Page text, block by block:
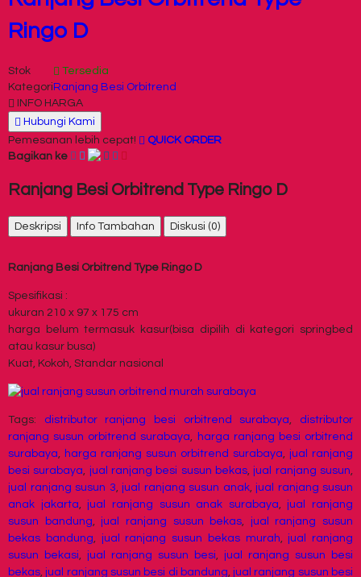
Ringo D
Stok
Tersedia
KategoriRanjang Besi Orbitrend
INFO HARGA
Hubungi Kami
Pemesanan lebih cepat!
QUICK ORDER
Bagikan ke
Ranjang Besi Orbitrend Type Ringo D
Deskripsi Info Tambahan Diskusi (0)
Ranjang Besi Orbitrend Type Ringo D
Spesifikasi :
ukuran 210 x 97 x 175 cm
harga belum termasuk kasur(bisa dipilih di kategori springbed
atau kasur busa)
Kuat, Kokoh, Standar nasional
Tags: distributor ranjang besi orbitrend surabaya, distributor
ranjang susun orbitrend surabaya, harga ranjang besi orbitrend
surabaya, harga ranjang susun orbitrend surabaya, jual ranjang
besi surabaya, jual ranjang besi susun bekas,jual ranjang susun,
jual ranjang susun 3, jual ranjang susun anak, jual ranjang susun
anak jakarta,jual ranjang susun anak surabaya,jual ranjang
susun bandung,jual ranjang susun bekas, jual ranjang susun
bekas bandung, jual ranjang susun bekas murah,jual ranjang
susun bekasi, jual ranjang susun besi, jual ranjang susun besi
bekas,jual ranjang susun besi di bandung,jual ranjang susun besi